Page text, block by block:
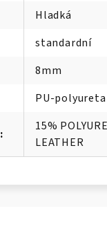
Hladká
standardní
8mm
PU-
:
15%
LEATHER